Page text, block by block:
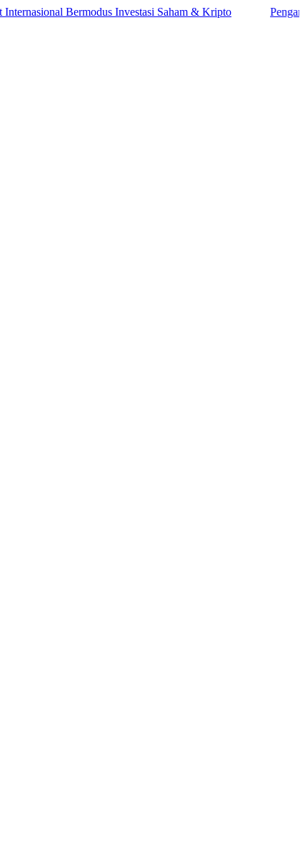
Bermodus Investasi Saham & Kripto Pengamat